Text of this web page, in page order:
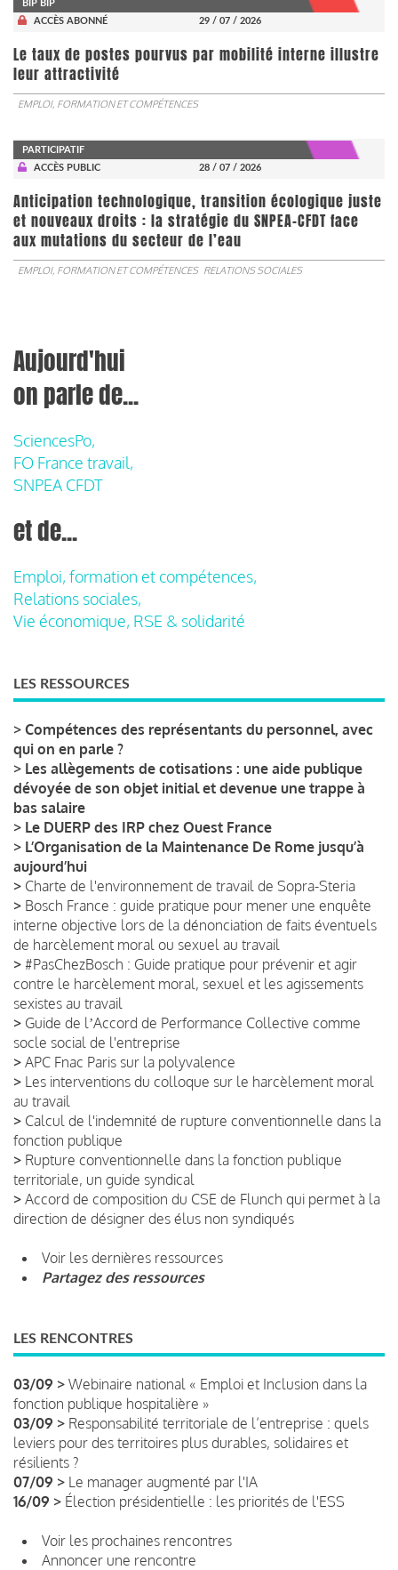
BIP BIP
ACCÈS ABONNÉ
29 / 07 / 2026
Le taux de postes pourvus par mobilité interne illustre
leur attractivité
EMPLOI, FORMATION ET COMPÉTENCES
PARTICIPATIF
ACCÈS PUBLIC
28 / 07 / 2026
Anticipation technologique, transition écologique juste
et nouveaux droits : la stratégie du SNPEA-CFDT face
aux mutations du secteur de l’eau
EMPLOI, FORMATION ET COMPÉTENCES RELATIONS SOCIALES
Aujourd'hui
on parle de...
SciencesPo,
FO France travail,
SNPEA CFDT
et de...
Emploi, formation et compétences,
Relations sociales,
Vie économique, RSE & solidarité
LES RESSOURCES
> Compétences des représentants du personnel, avec
qui on en parle ?
> Les allègements de cotisations : une aide publique
dévoyée de son objet initial et devenue une trappe à
bas salaire
> Le DUERP des IRP chez Ouest France
> L’Organisation de la Maintenance De Rome jusqu’à
aujourd’hui
> Charte de l'environnement de travail de Sopra-Steria
> Bosch France : guide pratique pour mener une enquête
interne objective lors de la dénonciation de faits éventuels
de harcèlement moral ou sexuel au travail
> #PasChezBosch : Guide pratique pour prévenir et agir
contre le harcèlement moral, sexuel et les agissements
sexistes au travail
> Guide de lʼAccord de Performance Collective comme
socle social de l'entreprise
> APC Fnac Paris sur la polyvalence
> Les interventions du colloque sur le harcèlement moral
au travail
> Calcul de l'indemnité de rupture conventionnelle dans la
fonction publique
> Rupture conventionnelle dans la fonction publique
territoriale, un guide syndical
> Accord de composition du CSE de Flunch qui permet à la
direction de désigner des élus non syndiqués
Voir les dernières ressources
Partagez des ressources
LES RENCONTRES
03/09 > Webinaire national « Emploi et Inclusion dans la
fonction publique hospitalière »
03/09 > Responsabilité territoriale de l’entreprise : quels
leviers pour des territoires plus durables, solidaires et
résilients ?
07/09 > Le manager augmenté par l'IA
16/09 > Élection présidentielle : les priorités de l'ESS
Voir les prochaines rencontres
Annoncer une rencontre